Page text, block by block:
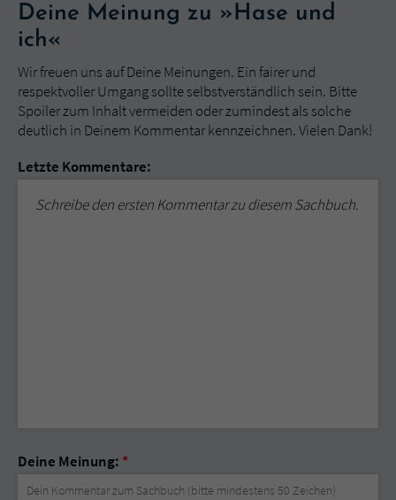
Deine Meinung zu »Hase und
ich«
Wir freuen uns auf Deine Meinungen. Ein fairer und
respektvoller Umgang sollte selbstverständlich sein. Bitte
Spoiler zum Inhalt vermeiden oder zumindest als solche
deutlich in Deinem Kommentar kennzeichnen. Vielen Dank!
Letzte Kommentare:
Schreibe den ersten Kommentar zu diesem Sachbuch.
Deine Meinung: *